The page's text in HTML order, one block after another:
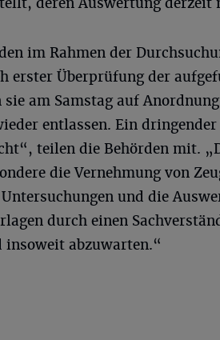
im Rahmen der
erster Überprüfung der
am Samstag auf
entlassen. Ein
teilen die Behörden mit.
die Vernehmung von
und die
durch einen
abzuwarten.“